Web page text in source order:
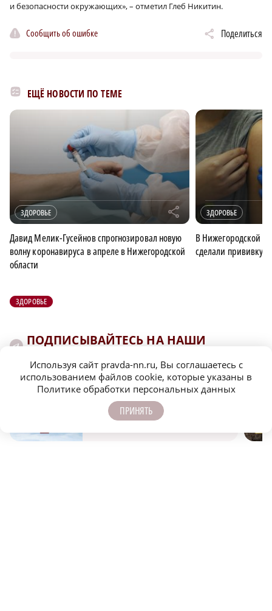
и безопасности окружающих», – отметил Глеб Никитин.
Сообщить об ошибке Поделиться
ЕЩЁ НОВОСТИ ПО ТЕМЕ
ЗДОРОВЬЕ r
Давид Мелик-Гусейнов спрогнозировал новую
волну коронавируса в апреле в Нижегородской
области
ЗДОРОВЬЕ
В Нижегородской
сделали прививку
ЗДОРОВЬЕ
ПОДПИСЫВАЙТЕСЬ НА НАШИ
КАНАЛЫ В MAX И TELEGRAM:
НИЖЕГОРОДСКАЯ ПРАВДА
Быстро, честно, точно. И ничего лишнего
Используя сайт pravda-nn.ru, Вы соглашаетесь с
использованием файлов cookie, которые указаны в
Политике обработки персональных данных
ПРИНЯТЬ